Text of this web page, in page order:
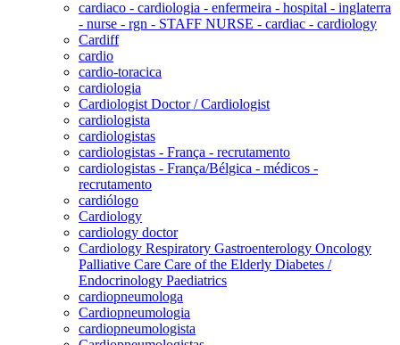
cardiaco - cardiologia - enfermeira - hospital - inglaterra
- nurse - rgn - STAFF NURSE - cardiac - cardiology
Cardiff
cardio
cardio-toracica
cardiologia
Cardiologist Doctor / Cardiologist
cardiologista
cardiologistas
cardiologistas - França - recrutamento
cardiologistas - França/Bélgica - médicos -
recrutamento
cardiólogo
Cardiology
cardiology doctor
Cardiology Respiratory Gastroenterology Oncology
Palliative Care Care of the Elderly Diabetes /
Endocrinology Paediatrics
cardiopneumologa
Cardiopneumologia
cardiopneumologista